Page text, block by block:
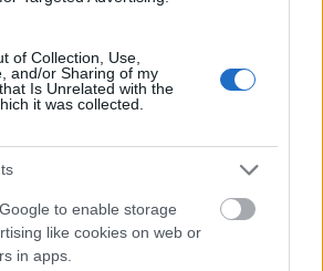
of Collection, Use,
and/or Sharing of my
Is Unrelated with the
it was collected.
to enable storage
like cookies on web or
in apps.
figyelni az egyes cégek és
és a jelzésrendszer
az elővárosi vonalakon az
bevezetése tűnik
akkor, ha az autós munkába
szeretnénk hatékonyan
szólva, egyáltalán nem
– úgy látjuk, pusztán
országosan integrált buszos
kiépítése. Ismereteink szerint